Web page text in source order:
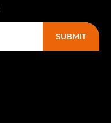
SUBMIT